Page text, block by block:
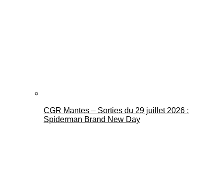
CGR Mantes – Sorties du 29 juillet 2026 :
Spiderman Brand New Day